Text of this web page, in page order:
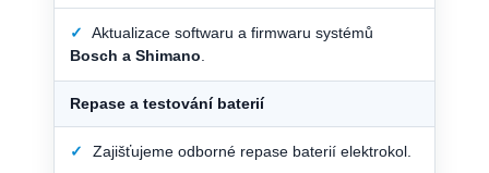
✓
Aktualizace softwaru a firmwaru systémů
Bosch a Shimano
Repase a testování baterií
✓ Zajišťujeme odborné repase baterií elektrokol.